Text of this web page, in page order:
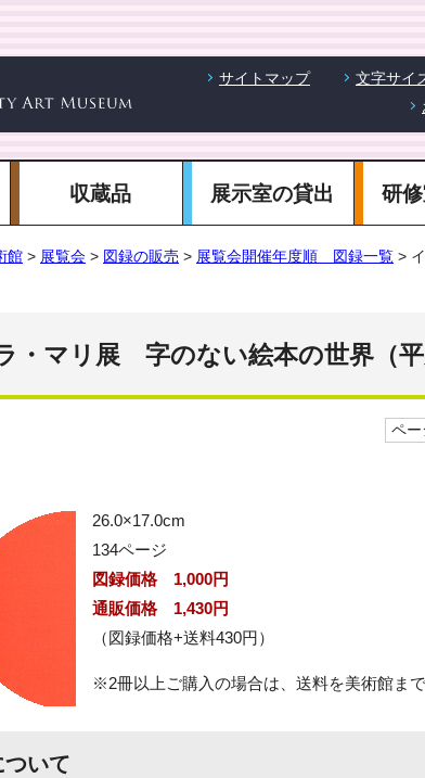
サイトマップ
文字サイ
収蔵品 展示室の貸出 研
館 > 展覧会 > 図録の販売 > 展覧会開催年度順 図録一覧 >
・マリ展 字のない絵本の世界（
ペ
26.0×17.0cm
134ページ
図録価格 1,000円
通販価格 1,430円
（図録価格+送料430円）
※2冊以上ご購入の場合は、送料を美術館ま
ついて